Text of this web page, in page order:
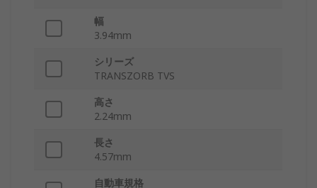
幅
3.94mm
シリーズ
TRANSZORB TVS
高さ
2.24mm
長さ
4.57mm
自動車規格